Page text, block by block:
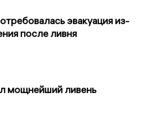
эвакуация из-
после ливня
мощнейший ливень